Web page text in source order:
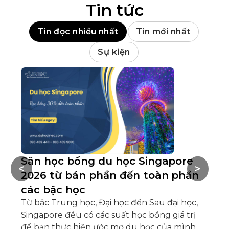
Tin tức
Tin đọc nhiều nhất Tin mới nhất
Sự kiện
Săn học bổng du học Singapore
2026 từ bán phần đến toàn phần
các bậc học
Từ bậc Trung học, Đại học đến Sau đại học,
Singapore đều có các suất học bổng giá trị
để bạn thực hiện ước mơ du học của mình.
>
<